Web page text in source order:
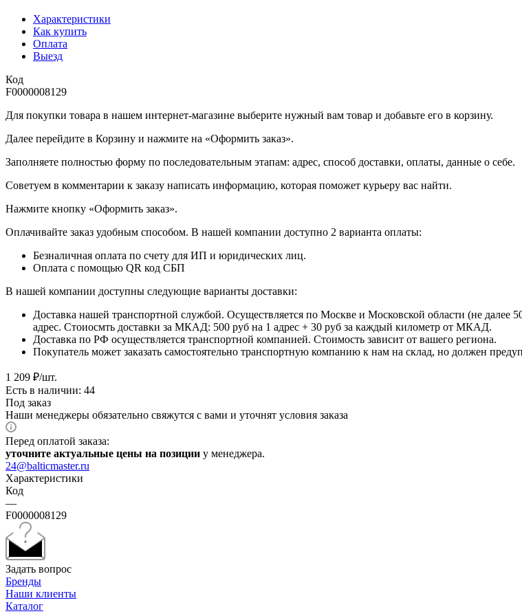
Характеристики
Как купить
Оплата
Выезд
Код
F0000008129
Для покупки товара в нашем интернет-магазине выберите нужный вам товар и добавьте его в корзину.
Далее перейдите в Корзину и нажмите на «Оформить заказ».
​​​​​​​Заполняете полностью форму по последовательным этапам: адрес, способ доставки, оплаты, данные о себе.
​​​​​​​Советуем в комментарии к заказу написать информацию, которая поможет курьеру вас найти.
​​​​​​​Нажмите кнопку «Оформить заказ».
Оплачивайте заказ удобным способом. В нашей компании доступно 2 варианта оплаты:
Безналичная оплата по счету для ИП и юридических лиц.
Оплата с помощью QR код СБП
В нашей компании доступны следующие варианты доставки:
Доставка нашей транспортной службой. Осуществляется по Москве и Московской области (не
адрес. Стоиосмть доставки за МКАД: 500 руб на 1 адрес + 30 руб за каждый километр от МКАД.
Доставка по РФ осуществляется транспортной компанией. Стоимость зависит от вашего региона.
Покупатель может заказать самостоятельно транспортную компанию к нам на склад, но должен
1 209 ₽/шт.
Есть в наличии: 44
Под заказ
Наши менеджеры обязательно свяжутся с вами и уточнят условия заказа
Перед оплатой заказа:
уточните актуальные цены на позиции у менеджера.
24@balticmaster.ru
Характеристики
Код
—
F0000008129
Задать вопрос
Бренды
Наши клиенты
Каталог